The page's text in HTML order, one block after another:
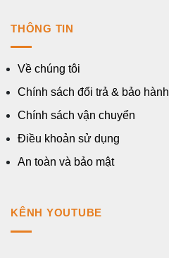
THÔNG TIN
Về chúng tôi
Chính sách đổi trả & bảo hành
Chính sách vận chuyển
Điều khoản sử dụng
An toàn và bảo mật
KÊNH YOUTUBE